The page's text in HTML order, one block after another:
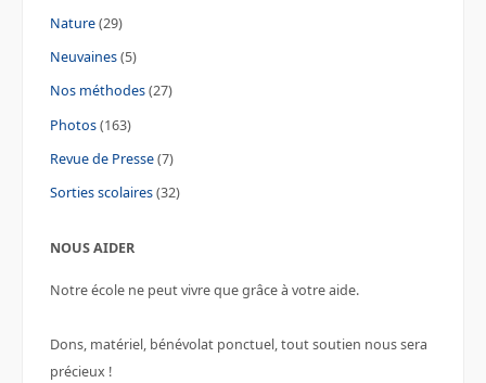
Nature(29)
Neuvaines(5)
Nos méthodes(27)
Photos(163)
Revue de Presse(7)
Sorties scolaires(32)
NOUS AIDER
Notre école ne peut vivre que grâce à votre aide.
Dons, matériel, bénévolat ponctuel, tout soutien nous sera
précieux !